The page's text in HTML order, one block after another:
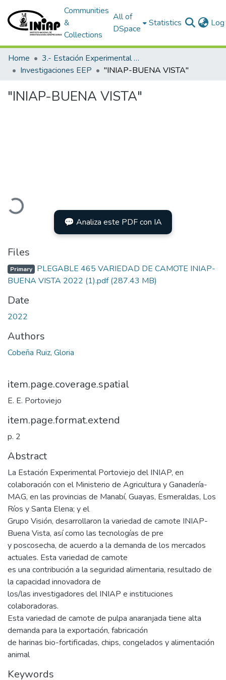
Communities
&
Collections
All of
DSpace
Statistics
Home
3.- Estación Experimental Portoviejo
Investigaciones EEP
"INIAP-BUENA VISTA"
"INIAP-BUENA VISTA"
Loading...
💬 Analiza este PDF con IA
Files
Primary PLEGABLE 465 VARIEDAD DE CAMOTE INIAP-
BUENA VISTA 2022 (1).pdf(287.43 MB)
Date
2022
Authors
Cobeña Ruiz, Gloria
item.page.coverage.spatial
E. E. Portoviejo
item.page.format.extend
p. 2
Abstract
La Estación Experimental Portoviejo del INIAP, en
colaboración con el Ministerio de Agricultura y Ganadería-
MAG, en las provincias de Manabí, Guayas, Esmeraldas, Los
Ríos y Santa Elena; y el
Grupo Visión, desarrollaron la variedad de camote INIAP-
Buena Vista, así como las tecnologías de pre
y poscosecha, de acuerdo a la demanda de los mercados
actuales. Esta variedad de camote
es una contribución a la seguridad alimentaria, resultado de
la capacidad innovadora de
los/las investigadores del INIAP e instituciones
colaboradoras.
Esta variedad de camote de pulpa anaranjada tiene alta
demanda para la exportación, fabricación
de harinas bio-fortificadas, chips, congelados y alimentación
animal
Keywords